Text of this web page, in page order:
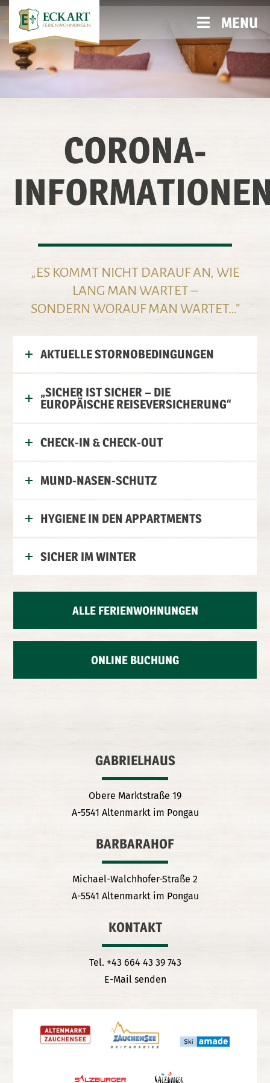
MENU
CORONA-
„ES KOMMT NICHT DARAUF AN, WIE
LANG MAN WARTET –
SONDERN WORAUF MAN WARTET…”
AKTUELLE STORNOBEDINGUNGEN
„SICHER IST SICHER – DIE
EUROPÄISCHE REISEVERSICHERUNG“
CHECK-IN & CHECK-OUT
MUND-NASEN-SCHUTZ
HYGIENE IN DEN APPARTMENTS
SICHER IM WINTER
ALLE FERIENWOHNUNGEN
ONLINE BUCHUNG
GABRIELHAUS
Obere Marktstraße 19
A-5541 Altenmarkt im Pongau
BARBARAHOF
Michael-Walchhofer-Straße 2
A-5541 Altenmarkt im Pongau
KONTAKT
Tel. +43 664 43 39 743
E-Mail senden